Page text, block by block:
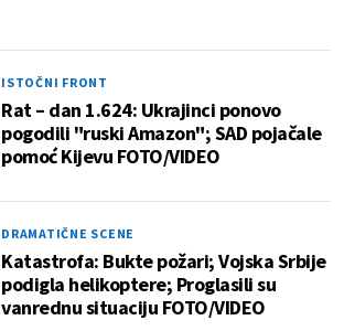
ISTOČNI FRONT
Rat – dan 1.624: Ukrajinci ponovo
pogodili "ruski Amazon"; SAD pojačale
pomoć Kijevu FOTO/VIDEO
DRAMATIČNE SCENE
Katastrofa: Bukte požari; Vojska Srbije
podigla helikoptere; Proglasili su
vanrednu situaciju FOTO/VIDEO